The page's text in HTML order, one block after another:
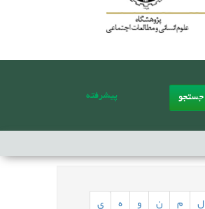
جستجو پیشرفته
ل م ن و ه ی